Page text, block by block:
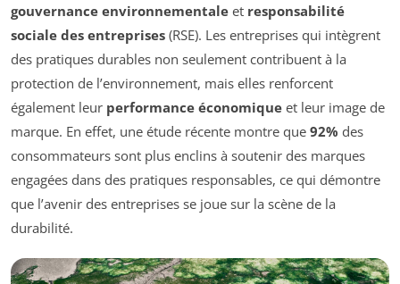
gouvernance environnementale et responsabilité
sociale des entreprises (RSE). Les entreprises qui intègrent
des pratiques durables non seulement contribuent à la
protection de l’environnement, mais elles renforcent
également leur performance économique et leur image de
marque. En effet, une étude récente montre que 92% des
consommateurs sont plus enclins à soutenir des marques
engagées dans des pratiques responsables, ce qui démontre
que l’avenir des entreprises se joue sur la scène de la
durabilité.